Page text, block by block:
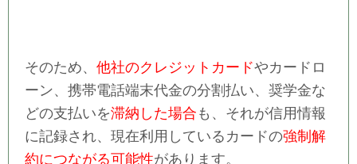
そのため、 他社のクレジットカードやカードロ
ーン、携帯電話端末代金の分割払い、奨学金な
どの支払いを滞納した場合も、それが信用情報
に記録され、現在利用しているカードの強制解
約につながる可能性があります。